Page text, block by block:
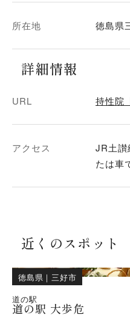
所在地 徳島県
詳細情報
URL 持性院
アクセス
JR土讃
たは車
近くのスポット
徳島県 ｜ 三好市
道の駅
道の駅 大歩危